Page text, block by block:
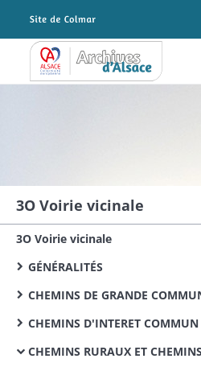
Archives Alsace - Colmar
3O Voirie vicinale
3O Voirie vicinale
GÉNÉRALITÉS
CHEMINS DE GRANDE
CHEMINS D'INTERET COMMUN
CHEMINS RURAUX ET